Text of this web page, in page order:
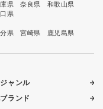
県 奈良県
和歌山県
県
県 宮崎県
鹿児島県
ャンル
ランド